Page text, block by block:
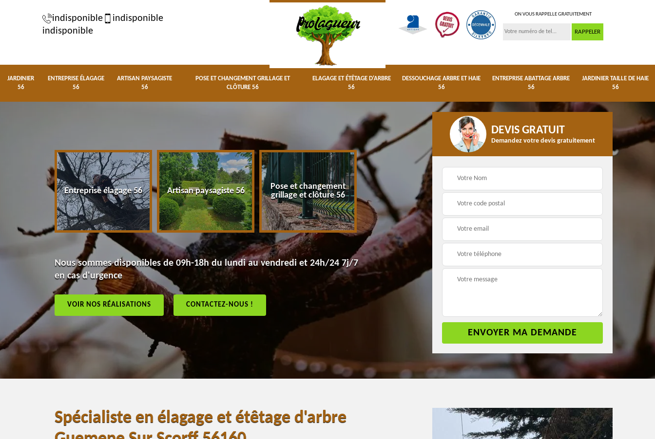
indisponible
indisponible
indisponible
ON VOUS RAPPELLE GRATUITEMENT
JARDINIER
56
ENTREPRISE ÉLAGAGE
56
ARTISAN PAYSAGISTE
56
POSE ET CHANGEMENT GRILLAGE ET
CLÔTURE 56
ELAGAGE ET ÉTÊTAGE D'ARBRE
56
DESSOUCHAGE ARBRE ET HAIE
56
ENTREPRISE ABATTAGE ARBRE
56
JARDINIER TAILLE DE HAIE
56
Entreprise élagage 56 Artisan paysagiste 56
Pose et changement
grillage et clôture 56
Elagage et étêtage
d'arbre 56
haie 56
Entreprise abattage
arbre 56
Nous sommes disponibles de 09h-18h du lundi au vendredi et 24h/24 7j/7
en cas d'urgence
VOIR NOS RÉALISATIONS CONTACTEZ-NOUS !
DEVIS GRATUIT
Demandez votre devis gratuitement
Spécialiste en élagage et étêtage d'arbre